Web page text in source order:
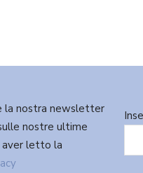
la nostra newsletter
nostre ultime
letto la